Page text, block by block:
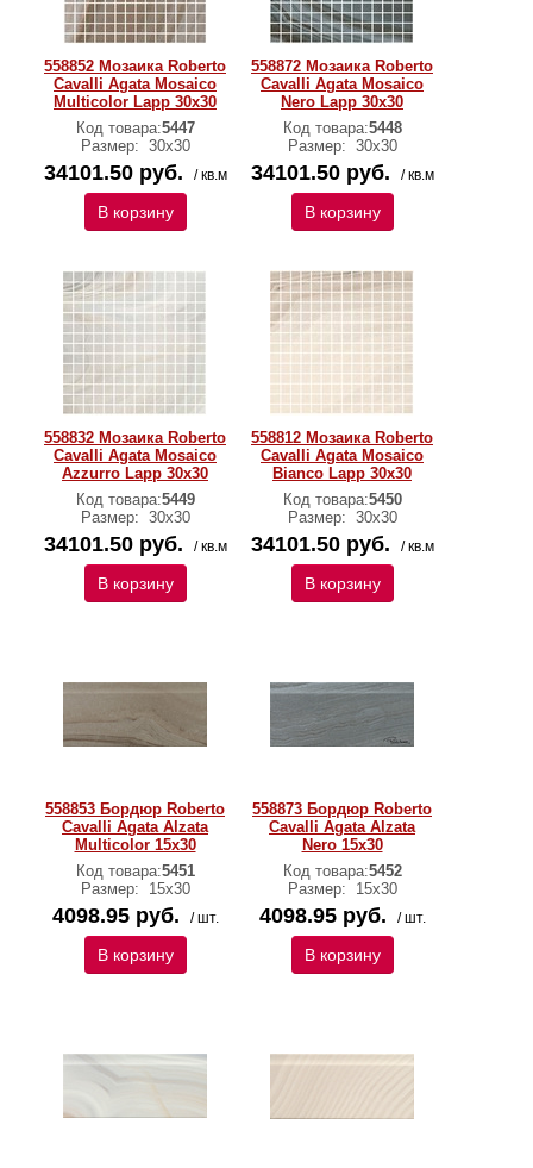
558852 Мозаика Roberto
Cavalli Agata Mosaico
Multicolor Lapp 30x30
Код товара:5447
Размер: 30х30
34101.50 руб. / кв.м
В корзину
558872 Мозаика Roberto
Cavalli Agata Mosaico
Nero Lapp 30x30
Код товара:5448
Размер: 30х30
34101.50 руб. / кв.м
В корзину
558832 Мозаика Roberto
Cavalli Agata Mosaico
Azzurro Lapp 30x30
Код товара:5449
Размер: 30х30
34101.50 руб. / кв.м
В корзину
558812 Мозаика Roberto
Cavalli Agata Mosaico
Bianco Lapp 30x30
Код товара:5450
Размер: 30х30
34101.50 руб. / кв.м
В корзину
558853 Бордюр Roberto
Cavalli Agata Alzata
Multicolor 15x30
Код товара:5451
Размер:
15х30
4098.95 руб. / шт.
В корзину
558873 Бордюр Roberto
Cavalli Agata Alzata
Nero 15x30
Код товара:5452
Размер:
15х30
4098.95 руб. / шт.
В корзину